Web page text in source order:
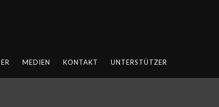
MEDIEN KONTAKT UNTERSTÜTZER